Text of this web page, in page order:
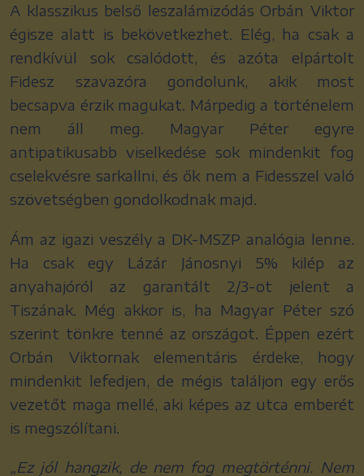
A klasszikus belső leszalámizódás Orbán Viktor
égisze alatt is bekövetkezhet. Elég, ha csak a
rendkívül sok csalódott, és azóta elpártolt
Fidesz szavazóra gondolunk, akik most
becsapva érzik magukat. Márpedig a történelem
nem áll meg. Magyar Péter egyre
antipatikusabb viselkedése sok mindenkit fog
cselekvésre sarkallni, és ők nem a Fidesszel való
szövetségben gondolkodnak majd.
Ám az igazi veszély a DK-MSZP analógia lenne.
Ha csak egy Lázár Jánosnyi 5% kilép az
anyahajóról az garantált 2/3-ot jelent a
Tiszának. Még akkor is, ha Magyar Péter szó
szerint tönkre tenné az országot. Éppen ezért
Orbán Viktornak elementáris érdeke, hogy
mindenkit lefedjen, de mégis találjon egy erős
vezetőt maga mellé, aki képes az utca emberét
is megszólítani.
„Ez jól hangzik, de nem fog megtörténni. Nem